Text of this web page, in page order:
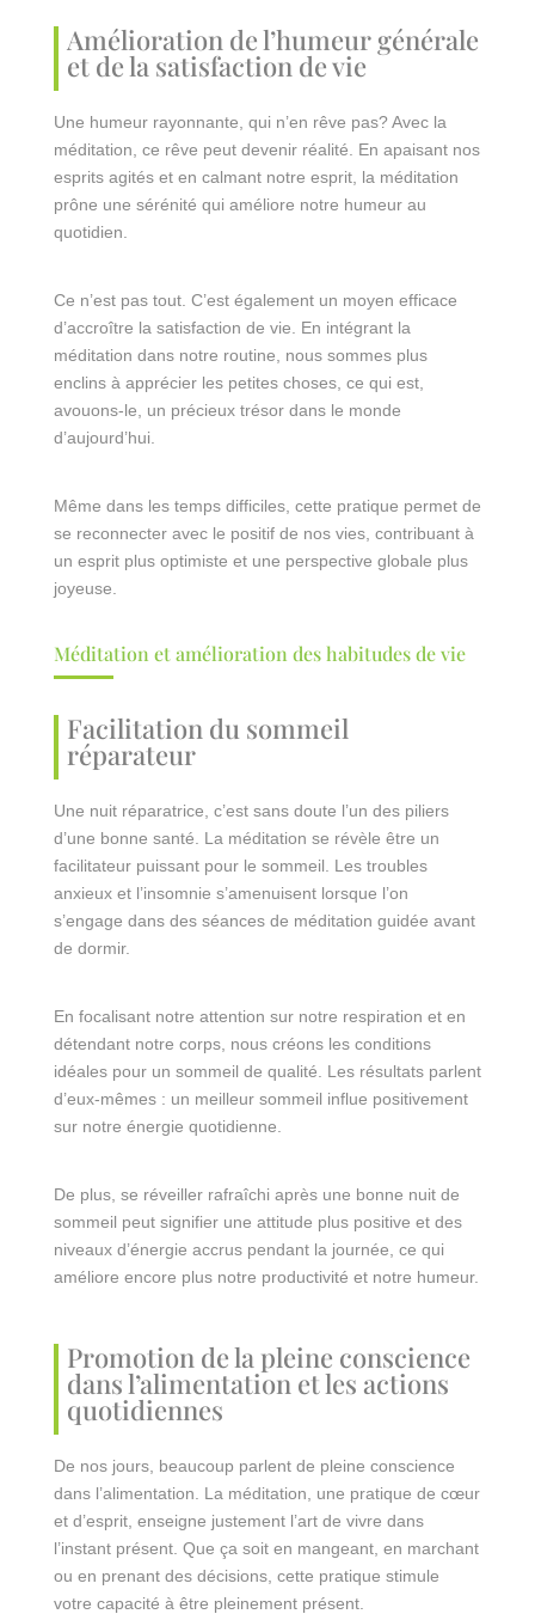
Amélioration de l’humeur générale
et de la satisfaction de vie
Une humeur rayonnante, qui n’en rêve pas? Avec la
méditation, ce rêve peut devenir réalité. En apaisant nos
esprits agités et en calmant notre esprit, la méditation
prône une sérénité qui améliore notre humeur au
quotidien.
Ce n’est pas tout. C’est également un moyen efficace
d’accroître la satisfaction de vie. En intégrant la
méditation dans notre routine, nous sommes plus
enclins à apprécier les petites choses, ce qui est,
avouons-le, un précieux trésor dans le monde
d’aujourd’hui.
Même dans les temps difficiles, cette pratique permet de
se reconnecter avec le positif de nos vies, contribuant à
un esprit plus optimiste et une perspective globale plus
joyeuse.
Méditation et amélioration des habitudes de vie
Facilitation du sommeil
réparateur
Une nuit réparatrice, c’est sans doute l’un des piliers
d’une bonne santé. La méditation se révèle être un
facilitateur puissant pour le sommeil. Les troubles
anxieux et l’insomnie s’amenuisent lorsque l’on
s’engage dans des séances de méditation guidée avant
de dormir.
En focalisant notre attention sur notre respiration et en
détendant notre corps, nous créons les conditions
idéales pour un sommeil de qualité. Les résultats parlent
d’eux-mêmes : un meilleur sommeil influe positivement
sur notre énergie quotidienne.
De plus, se réveiller rafraîchi après une bonne nuit de
sommeil peut signifier une attitude plus positive et des
niveaux d’énergie accrus pendant la journée, ce qui
améliore encore plus notre productivité et notre humeur.
Promotion de la pleine conscience
dans l’alimentation et les actions
quotidiennes
De nos jours, beaucoup parlent de pleine conscience
dans l’alimentation. La méditation, une pratique de cœur
et d’esprit, enseigne justement l’art de vivre dans
l’instant présent. Que ça soit en mangeant, en marchant
ou en prenant des décisions, cette pratique stimule
votre capacité à être pleinement présent.